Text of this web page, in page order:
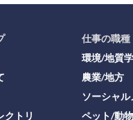
クトリ
仕事の職種
環境/地質学
農業/地方
ソーシャ
ペット/動物